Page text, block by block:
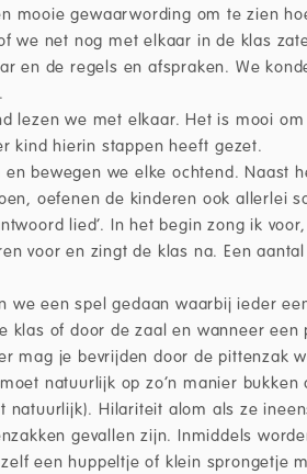
mooie gewaarwording om te zien
we net nog met elkaar in de klas
en de regels en afspraken. We
lezen we met elkaar. Het is mooi
kind hierin stappen heeft gezet.
en bewegen we elke ochtend. Naast
oefenen de kinderen ook allerlei
lied’. In het begin zong ik
voor en zingt de klas na. Een
we een spel gedaan waarbij ieder
klas of door de zaal en wanneer
mag je bevrijden door de pittenzak
natuurlijk op zo’n manier
natuurlijk). Hilariteit alom als ze
gevallen zijn. Inmiddels
een huppeltje of klein sprongetje